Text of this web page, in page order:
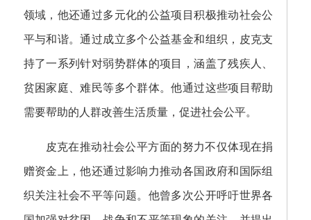
领域，他还通过多元化的公益项目积极推动社会公
平与和谐。通过成立多个公益基金和组织，皮克支
持了一系列针对弱势群体的项目，涵盖了残疾人、
贫困家庭、难民等多个群体。他通过这些项目帮助
需要帮助的人群改善生活质量，促进社会公平。
皮克在推动社会公平方面的努力不仅体现在捐
赠资金上，他还通过影响力推动各国政府和国际组
织关注社会不平等问题。他曾多次公开呼吁世界各